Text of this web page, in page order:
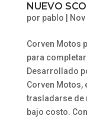
NUEVO
por pablo Nov
Corven Motos
para
Desarrollado
Corven Motos,
trasladarse de
bajo costo.